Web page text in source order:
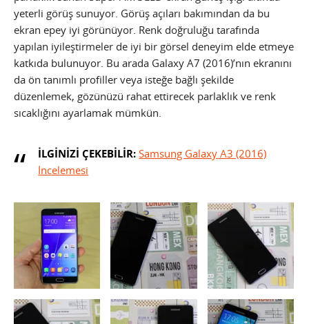
yeterli görüş sunuyor. Görüş açıları bakımından da bu
ekran epey iyi görünüyor. Renk doğruluğu tarafında
yapılan iyileştirmeler de iyi bir görsel deneyim elde etmeye
katkıda bulunuyor. Bu arada Galaxy A7 (2016)’nın ekranını
da ön tanımlı profiller veya isteğe bağlı şekilde
düzenlemek, gözünüzü rahat ettirecek parlaklık ve renk
sıcaklığını ayarlamak mümkün.
İLGİNİZİ ÇEKEBİLİR: Samsung Galaxy A3 (2016)
İncelemesi